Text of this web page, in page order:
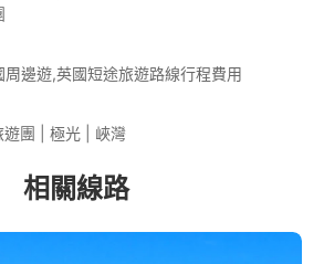
周邊遊,英國短途旅遊路線行程費用
團 | 極光 | 峽灣
相關線路